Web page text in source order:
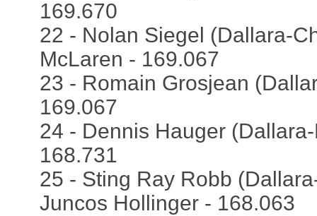
169.670
22 - Nolan Siegel (Dallara-
McLaren - 169.067
23 - Romain Grosjean
169.067
24 - Dennis Hauger
168.731
25 - Sting Ray Robb
Juncos Hollinger - 168.063